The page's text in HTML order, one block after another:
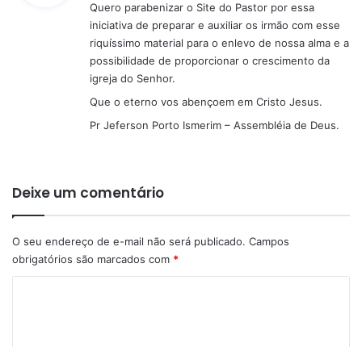
s
e
Quero parabenizar o Site do Pastor por essa
iniciativa de preparar e auxiliar os irmão com esse
riquíssimo material para o enlevo de nossa alma e a
possibilidade de proporcionar o crescimento da
igreja do Senhor.
Que o eterno vos abençoem em Cristo Jesus.
Pr Jeferson Porto Ismerim – Assembléia de Deus.
Deixe um comentário
O seu endereço de e-mail não será publicado. Campos
obrigatórios são marcados com *